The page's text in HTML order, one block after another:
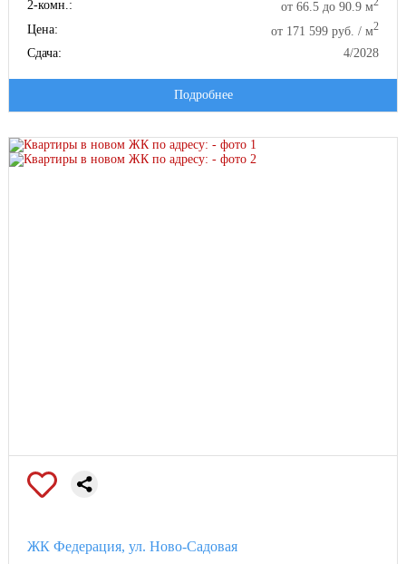
2-комн.: от 66.5 до 90.9 м
Цена: от 171 599 руб. / м2
Сдача: 4/2028
Подробнее
ЖК Федерация, ул. Ново-Садовая